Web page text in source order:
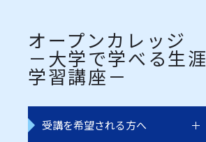
オープンカレッジ
－大学で学べる生涯
学習講座－
受講を希望される方へ